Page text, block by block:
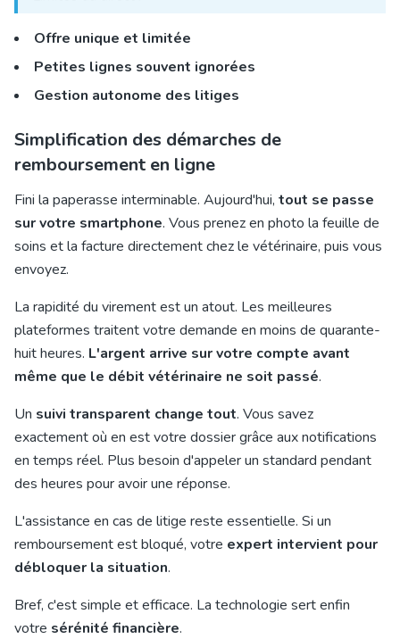
Offre unique et limitée
Petites lignes souvent ignorées
Gestion autonome des litiges
Simplification des démarches de
remboursement en ligne
Fini la paperasse interminable. Aujourd'hui, tout se passe
sur votre smartphone. Vous prenez en photo la feuille de
soins et la facture directement chez le vétérinaire, puis vous
envoyez.
La rapidité du virement est un atout. Les meilleures
plateformes traitent votre demande en moins de quarante-
huit heures. L'argent arrive sur votre compte avant
même que le débit vétérinaire ne soit passé.
Un suivi transparent change tout. Vous savez
exactement où en est votre dossier grâce aux notifications
en temps réel. Plus besoin d'appeler un standard pendant
des heures pour avoir une réponse.
L'assistance en cas de litige reste essentielle. Si un
remboursement est bloqué, votre expert intervient pour
débloquer la situation.
Bref, c'est simple et efficace. La technologie sert enfin
votre sérénité financière.